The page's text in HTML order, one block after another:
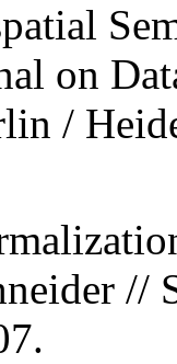
on
/
//